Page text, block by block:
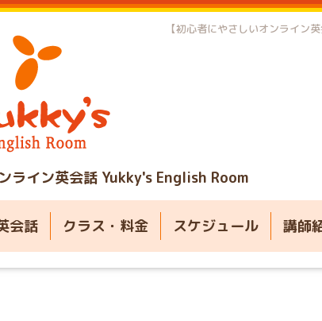
ライン英会話 Yukky's English Room
【初心者にやさしいオンライン
会話 クラス・料金 スケジュール 講師